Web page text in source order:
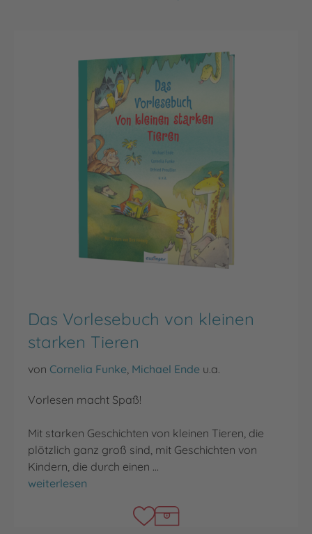
Das Vorlesebuch von kleinen
starken Tieren
von Cornelia Funke Michael Ende u.a.
Vorlesen macht Spaß!
Mit starken Geschichten von kleinen Tieren, die
plötzlich ganz groß sind, mit Geschichten von
Kindern, die durch einen …
Das Vorlesebuch von kleinen starken Tieren
weiterlesen